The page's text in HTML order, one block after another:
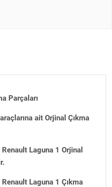
Parçaları
ait Orjinal Çıkma
Laguna 1 Orjinal
Laguna 1 Çıkma